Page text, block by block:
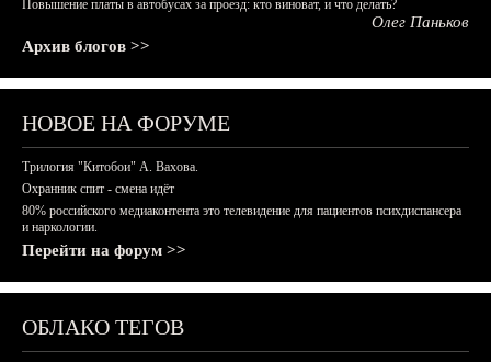
Повышение платы в автобусах за проезд: кто виноват, и что делать?
Олег Паньков
Архив блогов >>
НОВОЕ НА ФОРУМЕ
Трилогия "Китобои" А. Вахова.
Охранник спит - смена идёт
80% российского медиаконтента это телевидение для пациентов психдиспансера
и наркологии.
Перейти на форум >>
ОБЛАКО ТЕГОВ